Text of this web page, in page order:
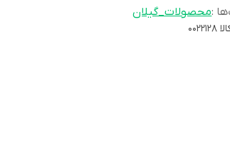
:محصولات_گیلان
0022128